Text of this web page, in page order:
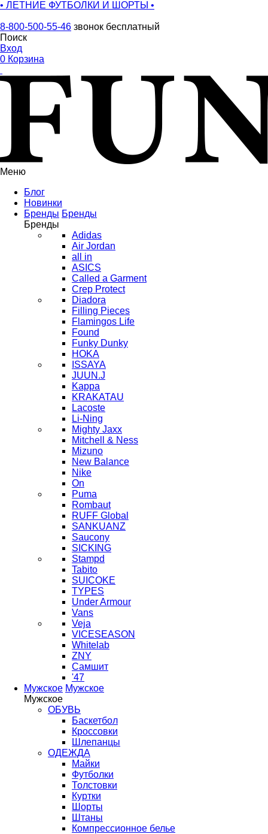
• ЛЕТНИЕ ФУТБОЛКИ И ШОРТЫ •
8-800-500-55-46 звонок бесплатный
Поиск
Вход
0 Корзина
Меню
Блог
Новинки
Бренды Бренды
Бренды
Adidas
Air Jordan
all in
ASICS
Called a Garment
Crep Protect
Diadora
Filling Pieces
Flamingos Life
Found
Funky Dunky
HOKA
ISSAYA
JUUN.J
Kappa
KRAKATAU
Lacoste
Li-Ning
Mighty Jaxx
Mitchell & Ness
Mizuno
New Balance
Nike
On
Puma
Rombaut
RUFF Global
SANKUANZ
Saucony
SICKING
Stampd
Tabito
SUICOKE
TYPES
Under Armour
Vans
Veja
VICESEASON
Whitelab
ZNY
Самшит
'47
Мужское Мужское
Мужское
ОБУВЬ
Баскетбол
Кроссовки
Шлепанцы
ОДЕЖДА
Майки
Футболки
Толстовки
Куртки
Шорты
Штаны
Компрессионное белье